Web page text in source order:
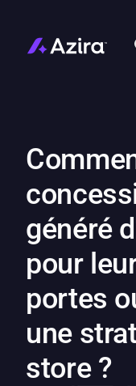
généré
pour
portes
une
store ?